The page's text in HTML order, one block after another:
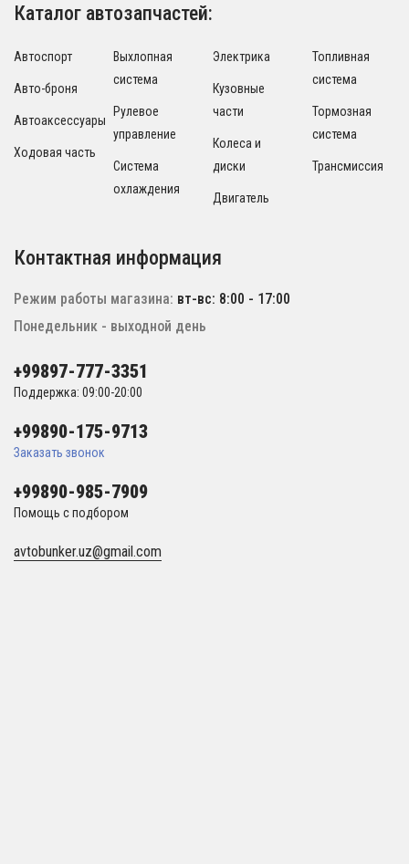
Каталог автозапчастей:
Автоспорт
Авто-броня
Автоаксессуары
Ходовая часть
Выхлопная
система
Рулевое
управление
Система
охлаждения
Электрика
Кузовные
части
Колеса и
диски
Двигатель
Топливная
система
Тормозная
система
Трансмиссия
Контактная информация
Режим работы магазина: вт-вс: 8:00 - 17:00
Понедельник - выходной день
+99897-777-3351
Поддержка: 09:00-20:00
+99890-175-9713
Заказать звонок
+99890-985-7909
Помощь с подбором
avtobunker.uz@gmail.com